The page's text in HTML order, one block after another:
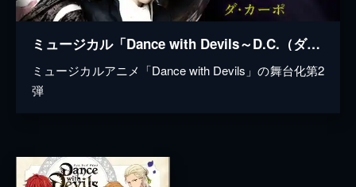
ミュージカル「Dance with Devils～D.C.（ダ・カーポ）～」
ミュージカルアニメ「Dance with Devils」の舞台化第2
弾